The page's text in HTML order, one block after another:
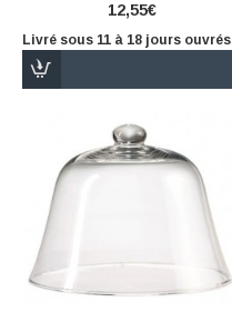
12,55€
Livré sous 11 à 18 jours ouvrés